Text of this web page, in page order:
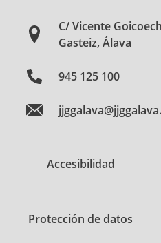
C/ Vicente
Gasteiz, Álava
945 125 100
Accesibilidad
Protección de datos